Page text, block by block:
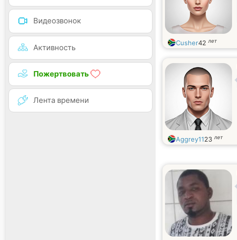
Видеозвонок
Активность
Пожертвовать
Лента времени
Cusher42 лет
Aggrey1123 лет